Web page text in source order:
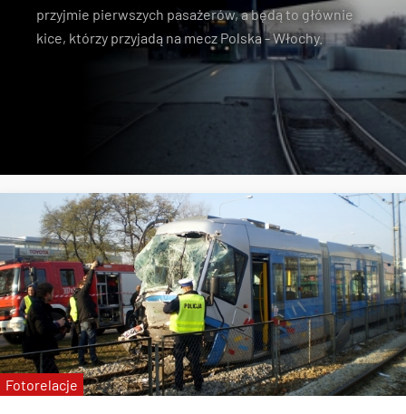
przyjmie pierwszych pasażerów, a będą to głównie
kice, którzy przyjadą na mecz Polska - Włochy.
Fotorelacje